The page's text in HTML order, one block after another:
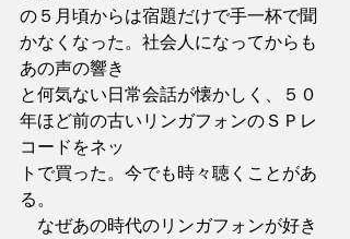
の５月頃からは宿題だけで手一杯で聞
かなくなった。社会人になってからも
あの声の響き
と何気ない日常会話が懐かしく、５０
年ほど前の古いリンガフォンのＳＰレ
コードをネッ
トで買った。今でも時々聴くことがあ
る。
なぜあの時代のリンガフォンが好き